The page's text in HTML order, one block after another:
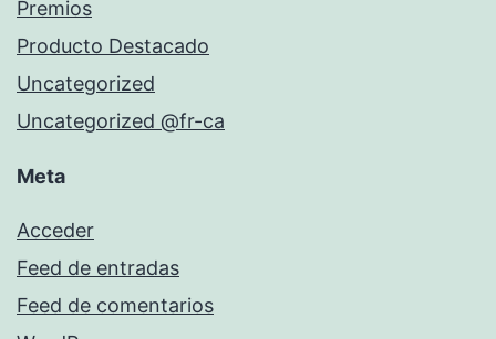
Premios
Producto Destacado
Uncategorized
Uncategorized @fr-ca
Meta
Acceder
Feed de entradas
Feed de comentarios